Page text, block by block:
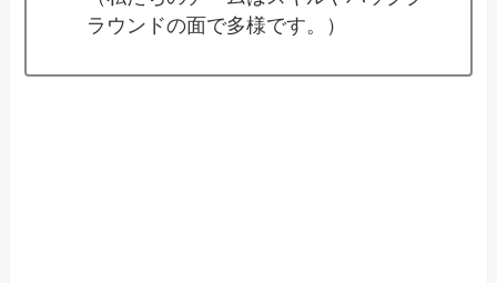
ラウンドの面で多様です。）